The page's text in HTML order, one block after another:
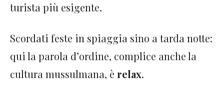
turista più esigente.
Scordati feste in spiaggia sino a tarda notte:
qui la parola d’ordine, complice anche la
cultura mussulmana, è relax.